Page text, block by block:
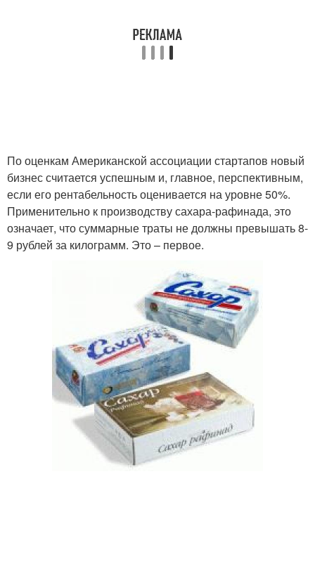
По оценкам Американской ассоциации стартапов новый
бизнес считается успешным и, главное, перспективным,
если его рентабельность оценивается на уровне 50%.
Применительно к производству сахара-рафинада, это
означает, что суммарные траты не должны превышать 8-
9 рублей за килограмм. Это – первое.